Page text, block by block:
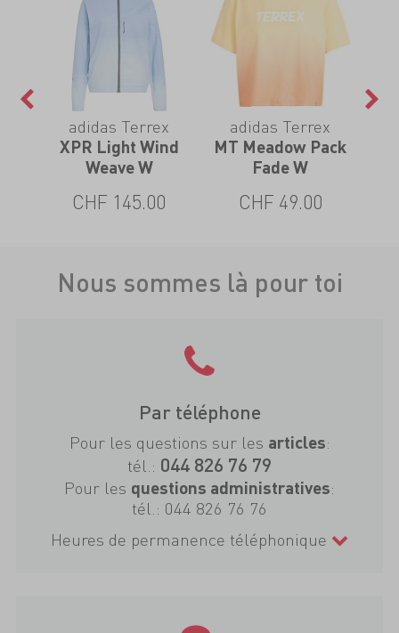
adidas Terrex
XPR Light Wind
Weave W
CHF 145.00
adidas Terrex
MT Meadow Pack
Fade W
CHF 49.00
Nous sommes là pour toi
Par téléphone
Pour les questions sur les articles:
tél.: 044 826 76 79
Pour les questions administratives:
tél.: 044 826 76 76
Heures de permanence téléphonique